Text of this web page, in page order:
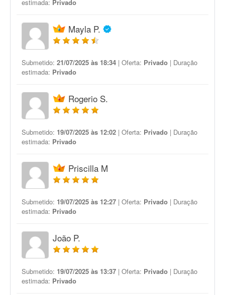
estimada: Privado
Mayla P.
Submetido: 21/07/2025 às 18:34 | Oferta: Privado | Duração
estimada: Privado
Rogerio S.
Submetido: 19/07/2025 às 12:02 | Oferta: Privado | Duração
estimada: Privado
Priscilla M
Submetido: 19/07/2025 às 12:27 | Oferta: Privado | Duração
estimada: Privado
João P.
Submetido: 19/07/2025 às 13:37 | Oferta: Privado | Duração
estimada: Privado